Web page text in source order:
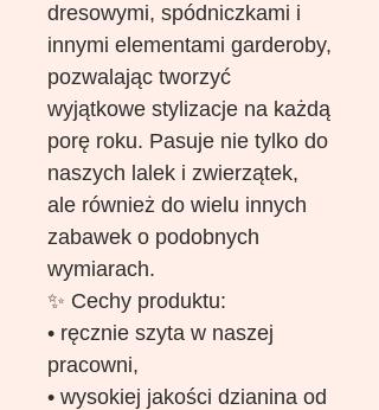
dresowymi, spódniczkami i
innymi elementami garderoby,
pozwalając tworzyć
wyjątkowe stylizacje na każdą
porę roku. Pasuje nie tylko do
naszych lalek i zwierzątek,
ale również do wielu innych
zabawek o podobnych
wymiarach.
✨ Cechy produktu:
• ręcznie szyta w naszej
pracowni,
• wysokiej jakości dzianina od